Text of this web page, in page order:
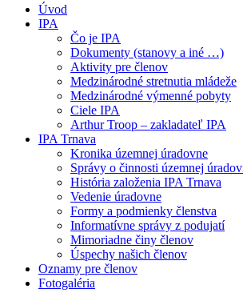
Úvod
IPA
Čo je IPA
Dokumenty (stanovy a iné …)
Aktivity pre členov
Medzinárodné stretnutia mládeže
Medzinárodné výmenné pobyty
Ciele IPA
Arthur Troop – zakladateľ IPA
IPA Trnava
Kronika územnej úradovne
Správy o činnosti územnej
História založenia IPA Trnava
Vedenie úradovne
Formy a podmienky členstva
Informatívne správy z podujatí
Mimoriadne činy členov
Úspechy našich členov
Oznamy pre členov
Fotogaléria